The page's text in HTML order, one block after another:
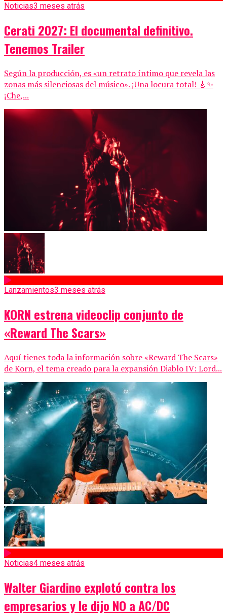
Noticias3 meses atrás
Cerati 2027: El documental definitivo.
Tenemos Trailer
Según la producción, es «un retrato íntimo que revela las
zonas más silenciosas del músico». ¡Una locura total! 🎸✨
¡Che,...
Lanzamientos3 meses atrás
KORN estrena videoclip conjunto de
«Reward The Scars»
Aquí tienes toda la información sobre «Reward The Scars»
de Korn, el tema creado para la expansión Diablo IV: Lord...
Noticias4 meses atrás
Walter Giardino explotó contra los
empresarios y le dijo NO a AC/DC